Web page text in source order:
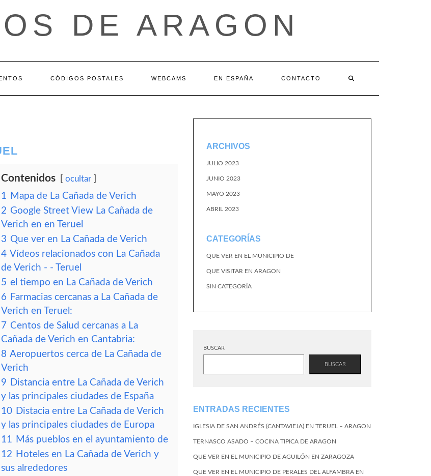
DE ARAGON
CÓDIGOS POSTALES WEBCAMS EN ESPAÑA CONTACTO
Contenidos ocultar
1 Mapa de La Cañada de Verich
2 Google Street View La Cañada de
Verich en en Teruel
3 Que ver en La Cañada de Verich
4 Vídeos relacionados con La Cañada
de Verich - - Teruel
5 el tiempo en La Cañada de Verich
6 Farmacias cercanas a La Cañada de
Verich en Teruel:
7 Centos de Salud cercanas a La
Cañada de Verich en Cantabria:
8 Aeropuertos cerca de La Cañada de
Verich
9 Distancia entre La Cañada de Verich
y las principales ciudades de España
10 Distacia entre La Cañada de Verich
y las principales ciudades de Europa
11 Más pueblos en el ayuntamiento de
12 Hoteles en La Cañada de Verich y
sus alrededores
ARCHIVOS
JULIO 2023
JUNIO 2023
MAYO 2023
ABRIL 2023
CATEGORÍAS
QUE VER EN EL MUNICIPIO DE
QUE VISITAR EN ARAGON
SIN CATEGORÍA
BUSCAR
BUSCAR
ENTRADAS RECIENTES
IGLESIA DE SAN ANDRÉS (CANTAVIEJA) EN TERUEL – ARAGON
TERNASCO ASADO – COCINA TIPICA DE ARAGON
QUE VER EN EL MUNICIPIO DE AGUILÓN EN ZARAGOZA
QUE VER EN EL MUNICIPIO DE PERALES DEL ALFAMBRA EN